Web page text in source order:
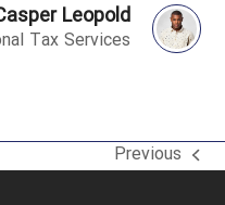
Leopold
Tax Services
مطلبPrevious